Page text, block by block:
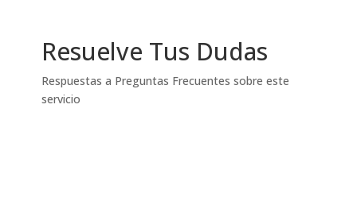
Resuelve Tus Dudas
Respuestas a Preguntas Frecuentes sobre este
servicio